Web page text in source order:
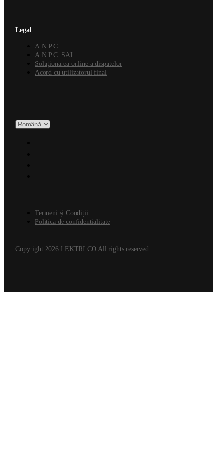
Legal
A.N.P.C.
A.N.P.C. SAL
Soluționarea online a disputelor
Acord cu utilizatorul final
Copyright 2026 LEKTRI.CO All rights reserved.
Termeni și Condiții
Politica de confidentialitate